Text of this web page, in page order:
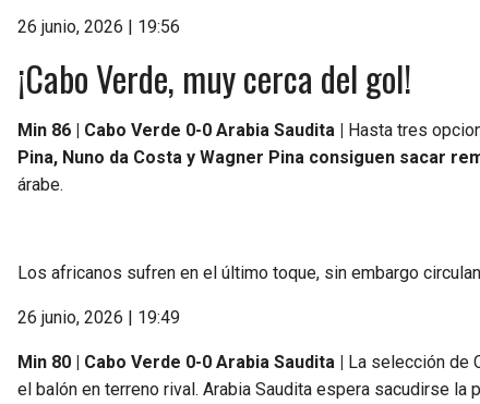
26 junio, 2026 | 19:56
¡Cabo Verde, muy cerca del gol!
Min 86 | Cabo Verde 0-0 Arabia Saudita | Hasta tres
Pina, Nuno da Costa y Wagner Pina consiguen sacar
árabe.
Los africanos sufren en el último toque, sin embargo
26 junio, 2026 | 19:49
Min 80 | Cabo Verde 0-0 Arabia Saudita | La selección de
el balón en terreno rival. Arabia Saudita espera sacudirse la